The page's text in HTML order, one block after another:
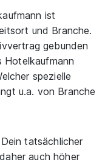
ist
und Branche.
gebunden
Hotelkaufmann
spezielle
u.a. von Branche
tatsächlicher
auch höher